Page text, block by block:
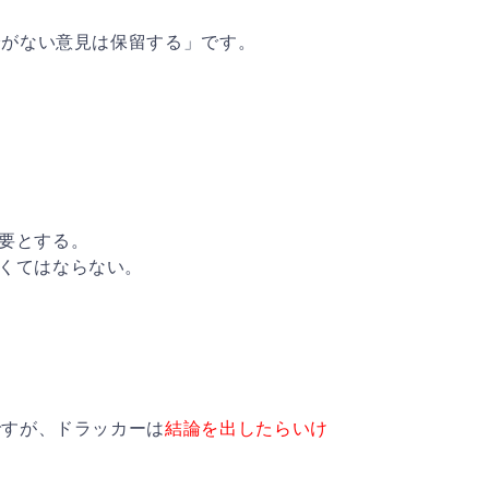
ない意見は保留する」です。
とする。
てはならない。
が、ドラッカーは結論を出したらいけ